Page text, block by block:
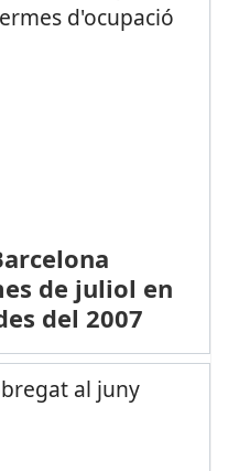
de juliol en
del 2007